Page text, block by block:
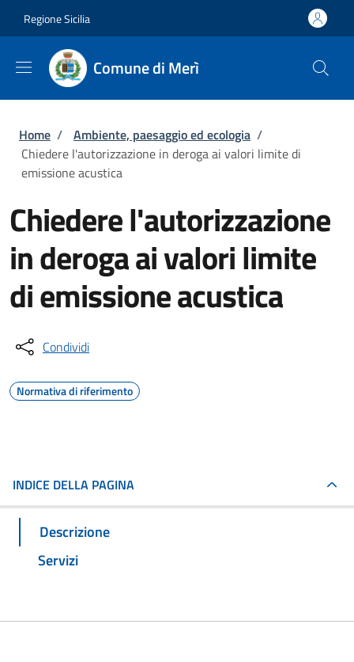
Regione Sicilia
Comune di Merì
Briciole di pane
Home / Ambiente, paesaggio ed ecologia /
Chiedere l'autorizzazione in deroga ai valori limite di
emissione acustica
Chiedere l'autorizzazione
in deroga ai valori limite
di emissione acustica
Condividi
Normativa di riferimento
INDICE DELLA PAGINA
Descrizione
Servizi